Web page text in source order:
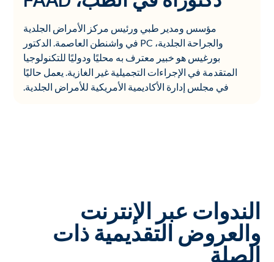
مؤسس ومدير طبي ورئيس مركز الأمراض الجلدية
والجراحة الجلدية، PC في واشنطن العاصمة. الدكتور
بورغيس هو خبير معترف به محليًا ودوليًا للتكنولوجيا
المتقدمة في الإجراءات التجميلية غير الغازية. يعمل حاليًا
في مجلس إدارة الأكاديمية الأمريكية للأمراض الجلدية.
الندوات عبر الإنترنت
والعروض التقديمية ذات
الصلة